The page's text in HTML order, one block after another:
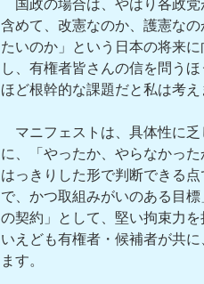
国政の場合は、やはり各政党
含めて、改憲なのか、護憲な
たいのか」という日本の将来
し、有権者皆さんの信を問う
ほど根幹的な課題だと私は考え
マニフェストは、具体性に乏
に、「やったか、やらなかっ
はっきりした形で判断できる
で、かつ取組みがいのある目
の契約」として、堅い拘束力
いえども有権者・候補者が共
ます。